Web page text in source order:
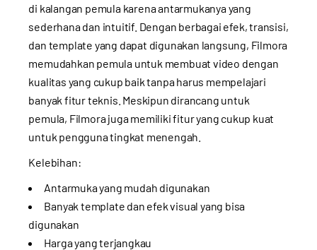
di kalangan pemula karena antarmukanya yang
sederhana dan intuitif. Dengan berbagai efek, transisi,
dan template yang dapat digunakan langsung, Filmora
memudahkan pemula untuk membuat video dengan
kualitas yang cukup baik tanpa harus mempelajari
banyak fitur teknis. Meskipun dirancang untuk
pemula, Filmora juga memiliki fitur yang cukup kuat
untuk pengguna tingkat menengah.
Kelebihan:
Antarmuka yang mudah digunakan
Banyak template dan efek visual yang bisa
digunakan
Harga yang terjangkau